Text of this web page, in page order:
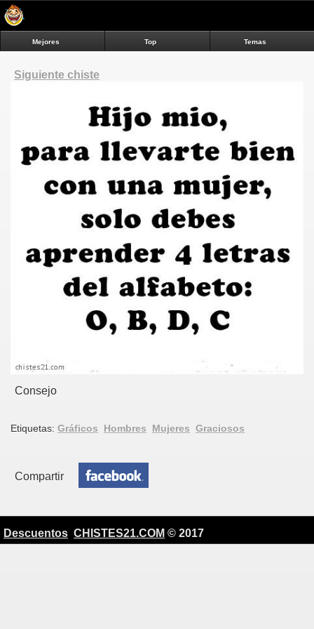
Mejores Top Temas
Siguiente chiste
Consejo
Etiquetas: Gráficos Hombres Mujeres Graciosos
Compartir
Descuentos CHISTES21.COM © 2017